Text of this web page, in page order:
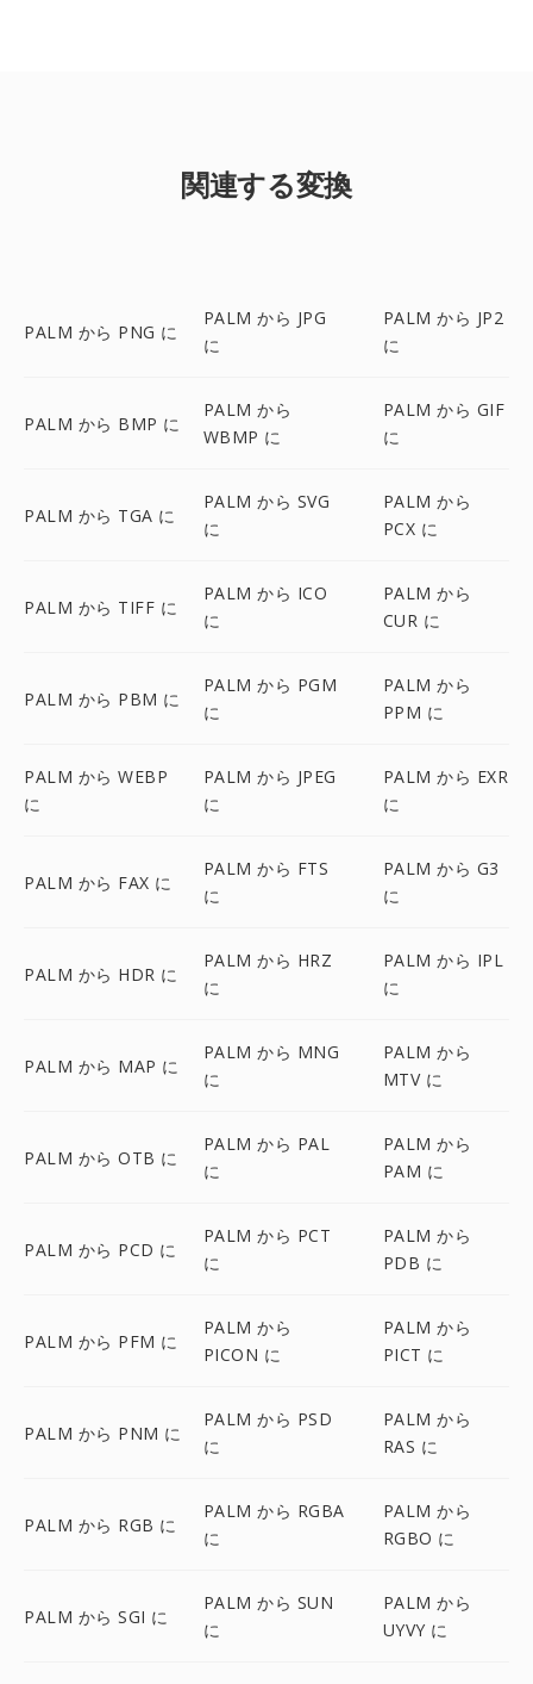
関連する変換
PALM から PNG に
PALM から JPG
に
PALM から JP2
に
PALM から BMP に
PALM から
WBMP に
PALM から GIF
に
PALM から TGA に
PALM から SVG
に
PALM から
PCX に
PALM から TIFF に
PALM から ICO
に
PALM から
CUR に
PALM から PBM に
PALM から PGM
に
PALM から
PPM に
PALM から WEBP
に
PALM から JPEG
に
PALM から EXR
に
PALM から FAX に
PALM から FTS
に
PALM から G3
に
PALM から HDR に
PALM から HRZ
に
PALM から IPL
に
PALM から MAP に
PALM から MNG
に
PALM から
MTV に
PALM から OTB に
PALM から PAL
に
PALM から
PAM に
PALM から PCD に
PALM から PCT
に
PALM から
PDB に
PALM から PFM に
PALM から
PICON に
PALM から
PICT に
PALM から PNM に
PALM から PSD
に
PALM から
RAS に
PALM から RGB に
PALM から RGBA
に
PALM から
RGBO に
PALM から SGI に
PALM から SUN
に
PALM から
UYVY に